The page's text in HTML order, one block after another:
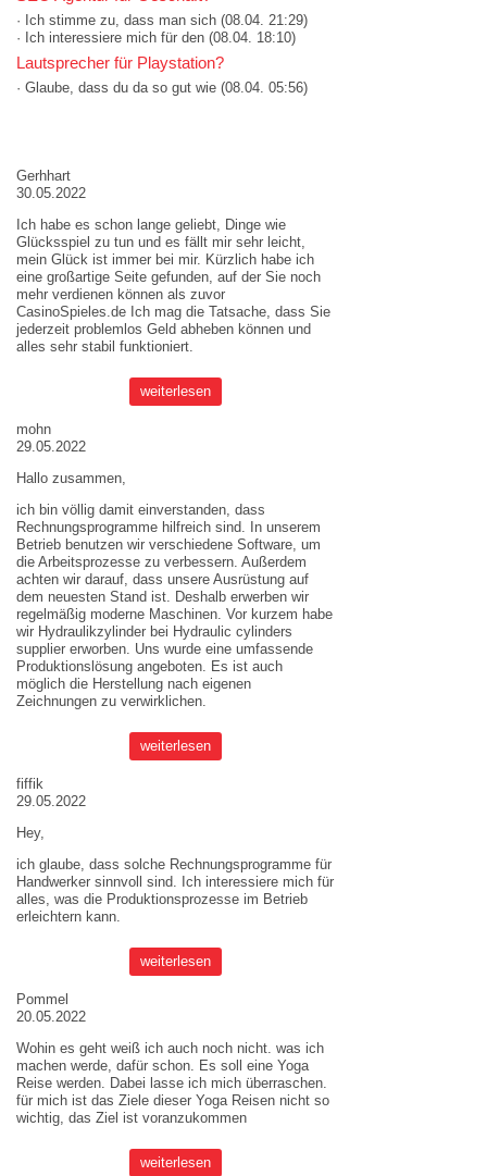
· Ich stimme zu, dass man sich (08.04. 21:29)
· Ich interessiere mich für den (08.04. 18:10)
Lautsprecher für Playstation?
· Glaube, dass du da so gut wie (08.04. 05:56)
Gerhhart
30.05.2022
Ich habe es schon lange geliebt, Dinge wie
Glücksspiel zu tun und es fällt mir sehr leicht,
mein Glück ist immer bei mir. Kürzlich habe ich
eine großartige Seite gefunden, auf der Sie noch
mehr verdienen können als zuvor
CasinoSpieles.de Ich mag die Tatsache, dass Sie
jederzeit problemlos Geld abheben können und
alles sehr stabil funktioniert.
weiterlesen
mohn
29.05.2022
Hallo zusammen,
ich bin völlig damit einverstanden, dass
Rechnungsprogramme hilfreich sind. In unserem
Betrieb benutzen wir verschiedene Software, um
die Arbeitsprozesse zu verbessern. Außerdem
achten wir darauf, dass unsere Ausrüstung auf
dem neuesten Stand ist. Deshalb erwerben wir
regelmäßig moderne Maschinen. Vor kurzem habe
wir Hydraulikzylinder bei Hydraulic cylinders
supplier erworben. Uns wurde eine umfassende
Produktionslösung angeboten. Es ist auch
möglich die Herstellung nach eigenen
Zeichnungen zu verwirklichen.
weiterlesen
fiffik
29.05.2022
Hey,
ich glaube, dass solche Rechnungsprogramme für
Handwerker sinnvoll sind. Ich interessiere mich für
alles, was die Produktionsprozesse im Betrieb
erleichtern kann.
weiterlesen
Pommel
20.05.2022
Wohin es geht weiß ich auch noch nicht. was ich
machen werde, dafür schon. Es soll eine Yoga
Reise werden. Dabei lasse ich mich überraschen.
für mich ist das Ziele dieser Yoga Reisen nicht so
wichtig, das Ziel ist voranzukommen
weiterlesen